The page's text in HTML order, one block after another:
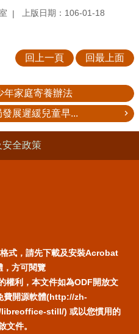
上版日期：106-01-18
回上一頁 回最上面
年家庭寄養辦法
展遲緩兒童早...
安全政策
式，請先下載及安裝Acrobat
，方可閱覽
權利，本文件如為ODF開放文
費開源軟體(http://zh-
still/) 或以您慣用的
文件。